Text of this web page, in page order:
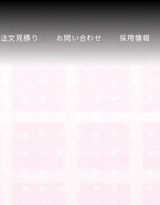
注文見積り お問い合わせ 採用情報